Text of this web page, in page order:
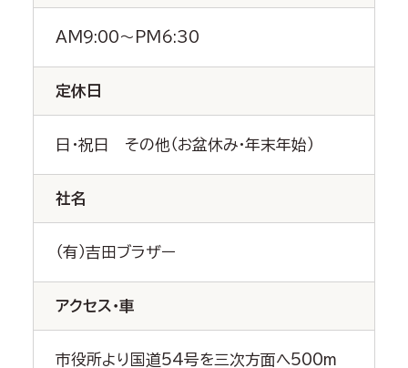
AM9:00～PM6:30
定休日
日・祝日 その他（お盆休み・年末年始）
社名
（有）吉田ブラザー
アクセス・車
市役所より国道54号を三次方面へ500m